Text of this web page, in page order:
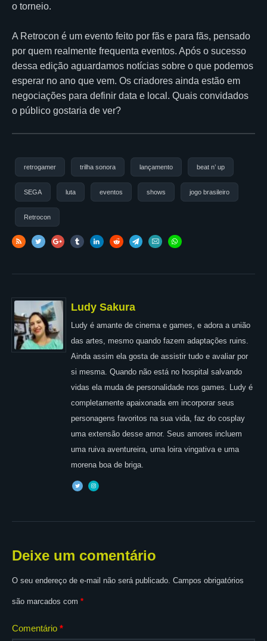
o torneio.
A Retrocon é um evento feito por fãs e para fãs, pensado
por quem realmente frequenta eventos. Após o sucesso
dessa edição aguardamos notícias sobre o que podemos
esperar no ano que vem. Os criadores ainda estão em
negociações para definir data e local. Quais convidados
o público gostaria de ver?
retrogamer trilha sonora lançamento beat n’ up
SEGA luta eventos shows jogo brasileiro
Retrocon
Ludy Sakura
Ludy é amante de cinema e games, e adora a união
das artes, mesmo quando fazem adaptações ruins.
Ainda assim ela gosta de assistir tudo e avaliar por
si mesma. Quando não está no hospital salvando
vidas ela muda de personalidade nos games. Ludy é
completamente apaixonada em incorporar seus
personagens favoritos na sua vida, faz do cosplay
uma extensão desse amor. Seus amores incluem
uma ruiva aventureira, uma loira vingativa e uma
morena boa de briga.
Deixe um comentário
O seu endereço de e-mail não será publicado. Campos obrigatórios
são marcados com *
Comentário *